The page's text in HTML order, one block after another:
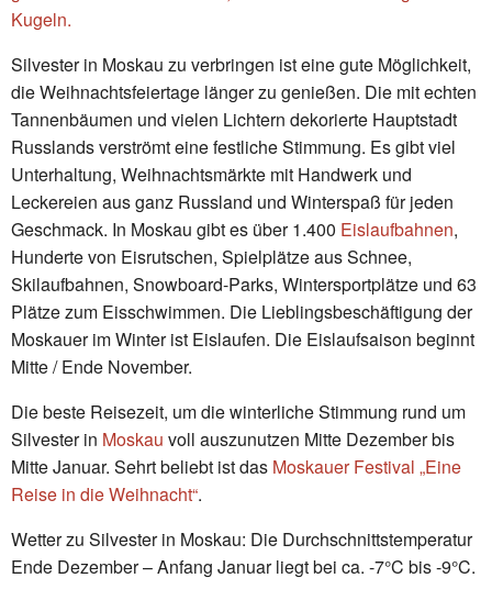
Silvester in Moskau zu verbringen ist eine gute Möglichkeit,
die Weihnachtsfeiertage länger zu genießen. Die mit echten
Tannenbäumen und vielen Lichtern dekorierte Hauptstadt
Russlands verströmt eine festliche Stimmung. Es gibt viel
Unterhaltung, Weihnachtsmärkte mit Handwerk und
Leckereien aus ganz Russland und Winterspaß für jeden
Geschmack. In Moskau gibt es über 1.400 Eislaufbahnen,
Hunderte von Eisrutschen, Spielplätze aus Schnee,
Skilaufbahnen, Snowboard-Parks, Wintersportplätze und 63
Plätze zum Eisschwimmen. Die Lieblingsbeschäftigung der
Moskauer im Winter ist Eislaufen. Die Eislaufsaison beginnt
Mitte / Ende November.
Die beste Reisezeit, um die winterliche Stimmung rund um
Silvester in Moskau voll auszunutzen Mitte Dezember bis
Mitte Januar. Sehrt beliebt ist das Moskauer Festival „Eine
Reise in die Weihnacht“.
Wetter zu Silvester in Moskau: Die Durchschnittstemperatur
Ende Dezember – Anfang Januar liegt bei ca. -7°C bis -9°C.